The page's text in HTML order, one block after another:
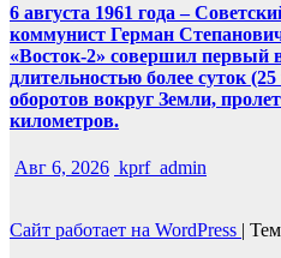
6 августа 1961 года –
коммунист Герман
«Восток-2» совершил первый
длительностью более суток
оборотов вокруг Земли,
километров.
Авг 6, 2026 kprf_admin
Сайт работает на WordPress |